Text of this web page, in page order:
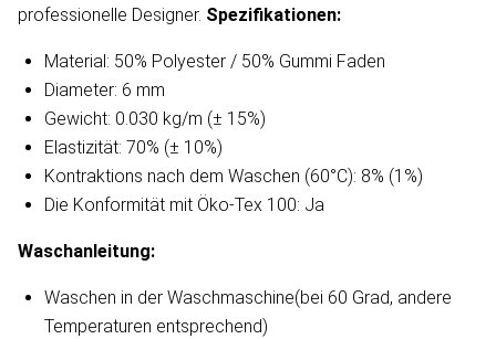
professionelle Designer. Spezifikationen:
Material: 50% Polyester / 50% Gummi Faden
Diameter: 6 mm
Gewicht: 0.030 kg/m (± 15%)
Elastizität: 70% (± 10%)
Kontraktions nach dem Waschen (60°C): 8% (1%)
Die Konformität mit Öko-Tex 100: Ja
Waschanleitung​:
Waschen in der Waschmaschine(bei 60 Grad, andere
Temperaturen entsprechend)